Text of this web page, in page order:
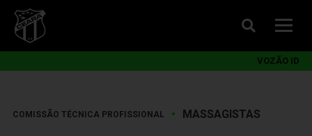
VOZÃO ID
COMISSÃO TÉCNICA PROFISSIONAL • MASSAGISTAS